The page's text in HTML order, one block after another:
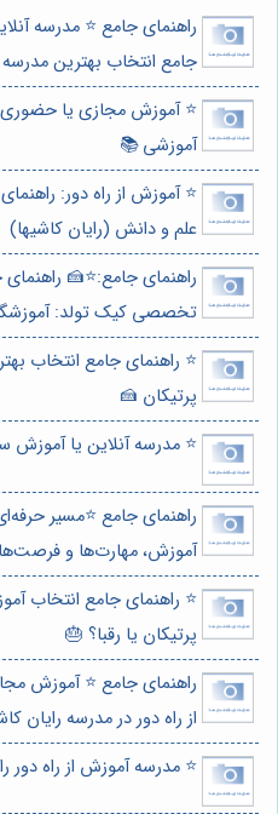
راهنمای جامع ⭐️ مدرسه
جامع انتخاب بهترین مدرسه
⭐️ آموزش مجازی یا
آموزشی 📚
⭐️ آموزش از راه دور:
علم و دانش (رایان کاشیها)
راهنمای جامع:⭐️🍰
تخصصی کیک تولد:
⭐️ راهنمای جامع انتخاب
پرتیکان 🍰
⭐️ مدرسه آنلاین یا
راهنمای جامع ⭐️مسیر
آموزش، مهارت‌ها و
⭐️ راهنمای جامع انتخاب
پرتیکان یا رقبا؟ 🎂
راهنمای جامع ⭐️ آموزش
از راه دور در مدرسه رایان
⭐️ مدرسه آموزش از راه دور